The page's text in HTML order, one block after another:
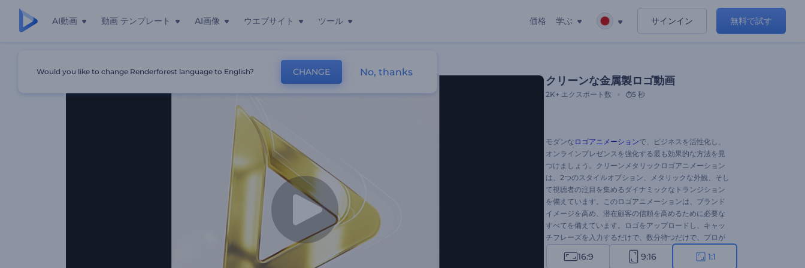
AI動画 動画 テンプレート AI画像 ウエブサイト ツール 価格 学ぶ サインイン 無料で試す
クリーンな金属製ロゴ動画
2K+ エクスポート数 5 秒
モダンな ロゴアニメーションで、ビジネスを活性化し、
オンラインプレゼンスを強化する最も効果的な方法を見
つけましょう。クリーンメタリックロゴアニメーション
は、2つのスタイルオプション、メタリックな外観、そし
て視聴者の注目を集めるダイナミックなトランジション
を備えています。このロゴアニメーションは、ブランド
イメージを高め、潜在顧客の信頼を高めるために必要な
すべてを備えています。ロゴをアップロードし、キャッ
チフレーズを入力するだけで、数分待つだけで、プロが
作成したアニメーションロゴオープナーが完成します。
新ブランドのプロモーション、会社紹介、ビジネスカン
16:9 9:16 1:1
Would you like to change Renderforest language to English? CHANGE No, thanks